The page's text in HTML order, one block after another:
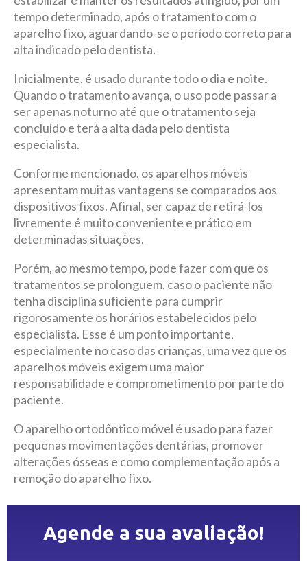
tempo determinado, após o tratamento com o
aparelho fixo, aguardando-se o período correto para
alta indicado pelo dentista.
Inicialmente, é usado durante todo o dia e noite.
Quando o tratamento avança, o uso pode passar a
ser apenas noturno até que o tratamento seja
concluído e terá a alta dada pelo dentista
especialista.
Conforme mencionado, os aparelhos móveis
apresentam muitas vantagens se comparados aos
dispositivos fixos. Afinal, ser capaz de retirá-los
livremente é muito conveniente e prático em
determinadas situações.
Porém, ao mesmo tempo, pode fazer com que os
tratamentos se prolonguem, caso o paciente não
tenha disciplina suficiente para cumprir
rigorosamente os horários estabelecidos pelo
especialista. Esse é um ponto importante,
especialmente no caso das crianças, uma vez que os
aparelhos móveis exigem uma maior
responsabilidade e comprometimento por parte do
paciente.
O aparelho ortodôntico móvel é usado para fazer
pequenas movimentações dentárias, promover
alterações ósseas e como complementação após a
remoção do aparelho fixo.
Agende a sua avaliação!